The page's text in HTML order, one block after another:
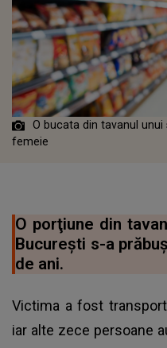
O bucata din tavanul
femeie
O porţiune din
Bucureşti s-a
de ani.
Victima a fost
iar alte zece persoane